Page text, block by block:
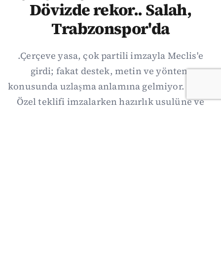
Dövizde rekor.. Salah,
Trabzonspor'da
.Çerçeve yasa, çok partili imzayla Meclis'e
girdi; fakat destek, metin ve yöntem
konusunda uzlaşma anlamına gelmiyor. Özgür
Özel teklifi imzalarken hazırlık usulüne ve